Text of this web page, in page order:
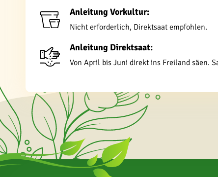
Anleitung Vorkultur:
Nicht erforderlich, Direktsaat empfohlen.
Anleitung Direktsaat:
Von April bis Juni direkt ins Freiland säen.